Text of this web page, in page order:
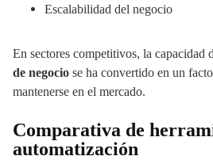
Escalabilidad del negocio
En sectores competitivos, la capacidad
de negocio se ha convertido en un
mantenerse en el mercado.
Comparativa de
automatización